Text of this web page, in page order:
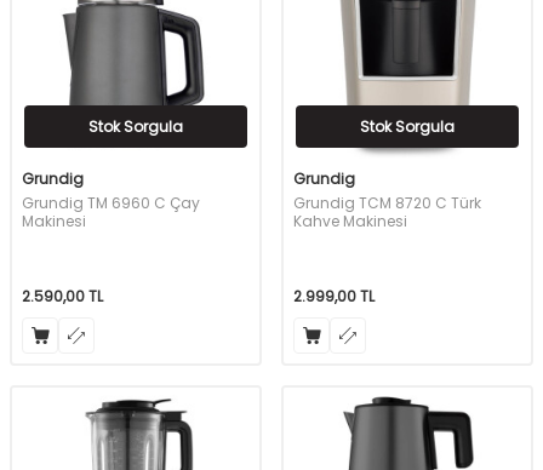
Stok Sorgula
Grundig
Grundig TM 6960 C Çay
Makinesi
2.590,00TL
Stok Sorgula
Grundig
Grundig TCM 8720 C Türk
Kahve Makinesi
2.999,00TL